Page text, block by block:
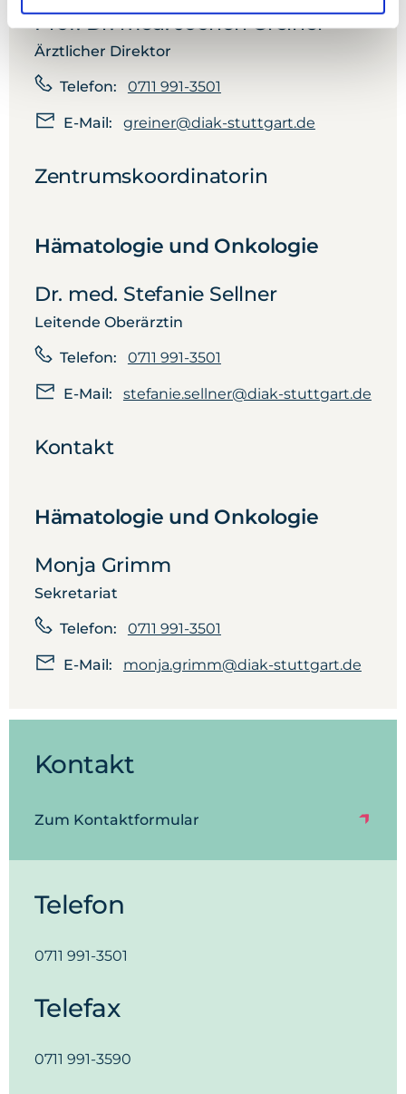
Prof. Dr. med. Jochen Greiner
Ärztlicher Direktor
Telefon: 0711 991-3501
E-Mail: greiner@diak-stuttgart.de
Zentrumskoordinatorin
Hämatologie und Onkologie
Dr. med. Stefanie Sellner
Leitende Oberärztin
Telefon: 0711 991-3501
E-Mail: stefanie.sellner@diak-stuttgart.de
Kontakt
Hämatologie und Onkologie
Monja Grimm
Sekretariat
Telefon: 0711 991-3501
E-Mail: monja.grimm@diak-stuttgart.de
Kontakt
Zum Kontaktformular
Telefon
0711 991-3501
Telefax
0711 991-3590